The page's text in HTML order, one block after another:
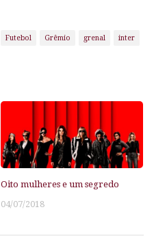
Futebol Grêmio grenal inter
Oito mulheres e um segredo
04/07/2018